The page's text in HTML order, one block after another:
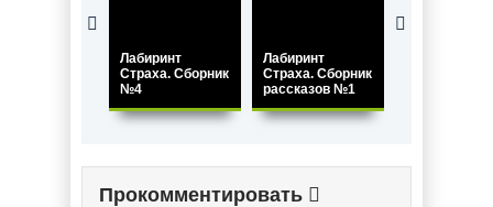
Лабиринт
Страха. Сборник
№4
Лабиринт
Страха. Сборник
рассказов №1
Прокомментировать